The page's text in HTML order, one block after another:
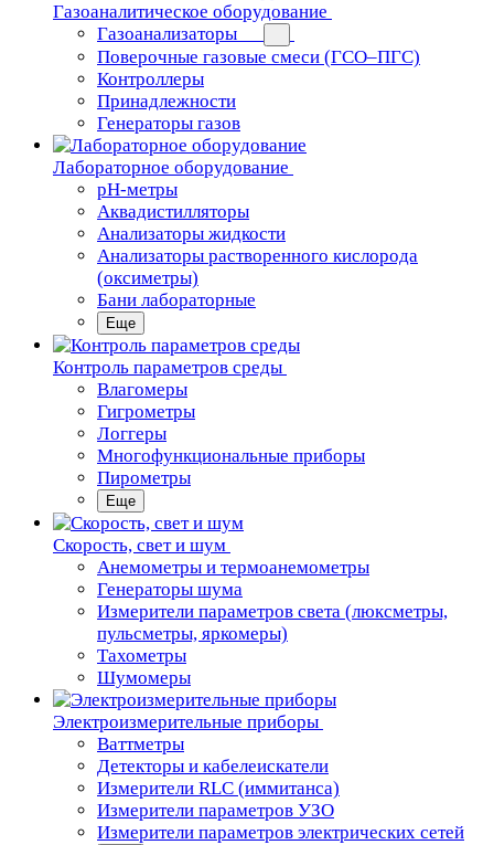
Газоаналитическое оборудование
Газоанализаторы
Поверочные газовые смеси (ГСО–ПГС)
Контроллеры
Принадлежности
Генераторы газов
Лабораторное оборудование
pH-метры
Аквадистилляторы
Анализаторы жидкости
Анализаторы растворенного кислорода
(оксиметры)
Бани лабораторные
Еще
Контроль параметров среды
Влагомеры
Гигрометры
Логгеры
Многофункциональные приборы
Пирометры
Еще
Скорость, свет и шум
Анемометры и термоанемометры
Генераторы шума
Измерители параметров света (люксметры,
пульсметры, яркомеры)
Тахометры
Шумомеры
Электроизмерительные приборы
Ваттметры
Детекторы и кабелеискатели
Измерители RLC (иммитанса)
Измерители параметров УЗО
Измерители параметров электрических сетей